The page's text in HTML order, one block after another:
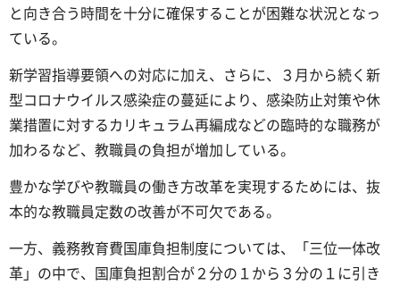
と向き合う時間を十分に確保することが困難な状況となっ
ている。
新学習指導要領への対応に加え、さらに、３月から続く新
型コロナウイルス感染症の蔓延により、感染防止対策や休
業措置に対するカリキュラム再編成などの臨時的な職務が
加わるなど、教職員の負担が増加している。
豊かな学びや教職員の働き方改革を実現するためには、抜
本的な教職員定数の改善が不可欠である。
一方、義務教育費国庫負担制度については、「三位一体改
革」の中で、国庫負担割合が２分の１から３分の１に引き